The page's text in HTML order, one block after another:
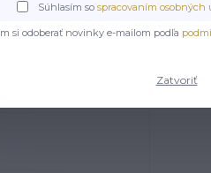
stôl Nigel,
/ cremona
Súhlasím so spracovaním osobných
si odoberať novinky e-mailom podľa
Zatvoriť